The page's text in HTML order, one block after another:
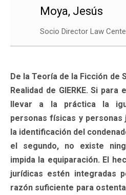
Moya, Jesús
Socio Director Law
De la Teoría de la Ficción de
Realidad de GIERKE. Si
llevar a la práctica la
personas físicas y
la identificación del
el segundo, no existe
impida la equiparación. El
jurídicas estén integradas
razón suficiente para